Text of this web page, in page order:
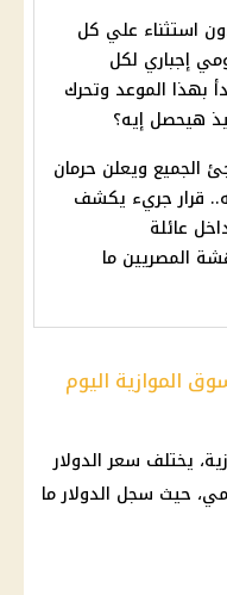
استثناء علي كل
إجباري لكل
بهذا الموعد وتحرك
هيحصل إيه؟
الجميع ويعلن حرمان
قرار جريء يكشف
عائلة
المصريين ما
الموازية اليوم
يختلف سعر الدولار
حيث سجل الدولار ما